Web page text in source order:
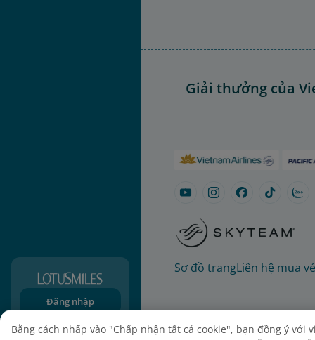
Đăng nhập
Đăng ký
Giải thưởng của
Sơ đồ trangLiên hệ mua vé
Bằng cách nhấp vào "Chấp nhận tất cả cookie", bạn đồng ý